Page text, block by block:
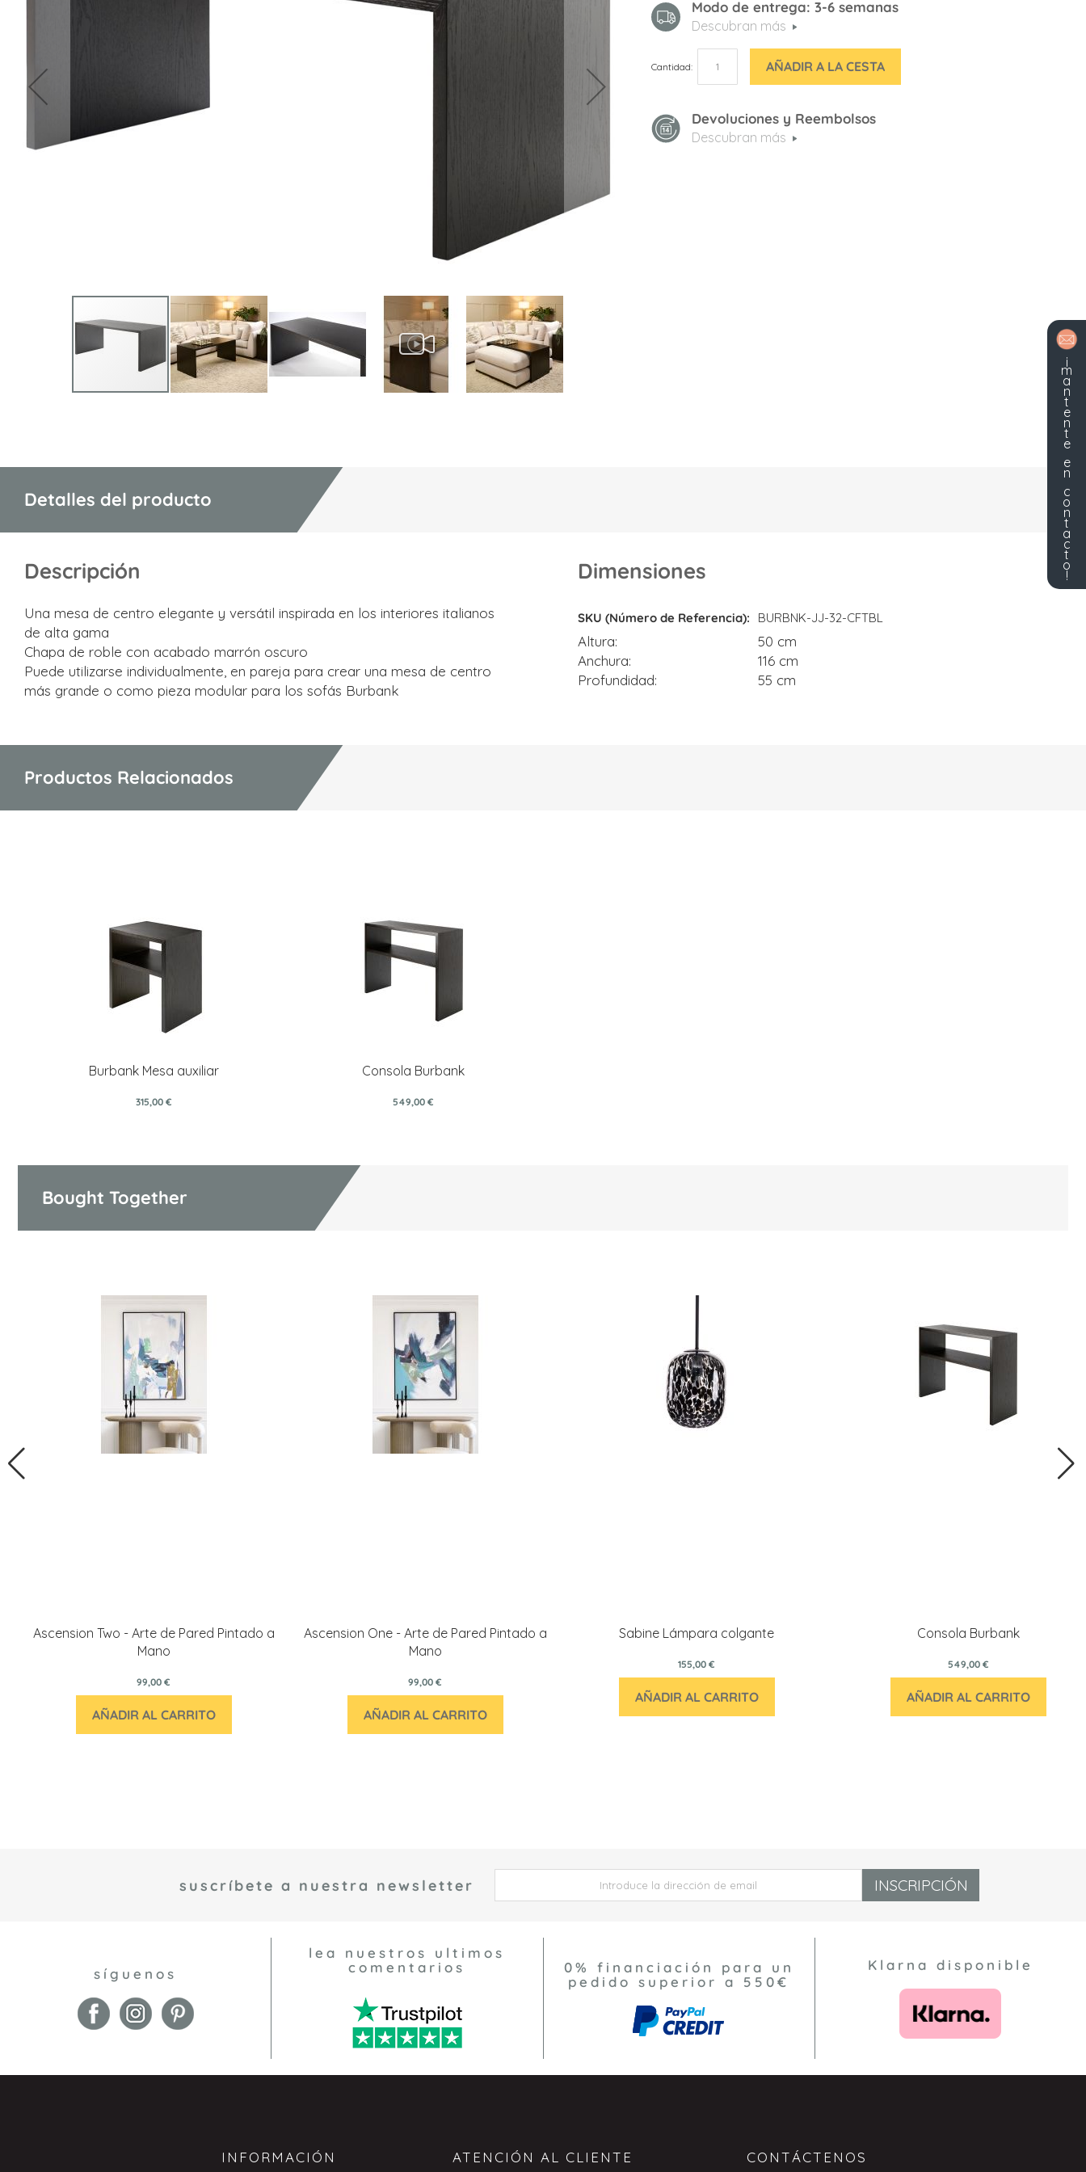
Modo de entrega: 3-6 semanas
Descubran más
Cantidad AÑADIR A LA CESTA
Devoluciones y Reembolsos
Descubran más
de
galería
imágenes
Detalles del producto
Descripción
Una mesa de centro elegante y versátil inspirada en los interiores italianos
de alta gama
Chapa de roble con acabado marrón oscuro
Puede utilizarse individualmente, en pareja para crear una mesa de centro
más grande o como pieza modular para los sofás Burbank
Dimensiones
Dimensiones
SKU (Número de Referencia) BURBNK-JJ-32-CFTBL
Altura
50 cm
Anchura
116 cm
Profundidad
55 cm
Productos Relacionados
Burbank Mesa auxiliar
315,00 €
Consola Burbank
549,00 €
Bought Together
Ascension Two - Arte de Pared Pintado a
Mano
99,00 €
AÑADIR AL CARRITO
Ascension One - Arte de Pared Pintado a
Mano
99,00 €
AÑADIR AL CARRITO
Sabine Lámpara colgante
155,00 €
AÑADIR AL CARRITO
Consola Burbank
549,00 €
AÑADIR AL CARRITO
suscríbete a nuestra newsletter INSCRIPCIÓN
síguenos
lea nuestros ultimos
comentarios
0% financiación para un
pedido superior a 550€
Klarna disponible
INFORMACIÓN ATENCIÓN AL CLIENTE CONTÁCTENOS
¡
m
a
n
t
e
n
t
e
e
n
c
o
n
t
a
c
t
o
!